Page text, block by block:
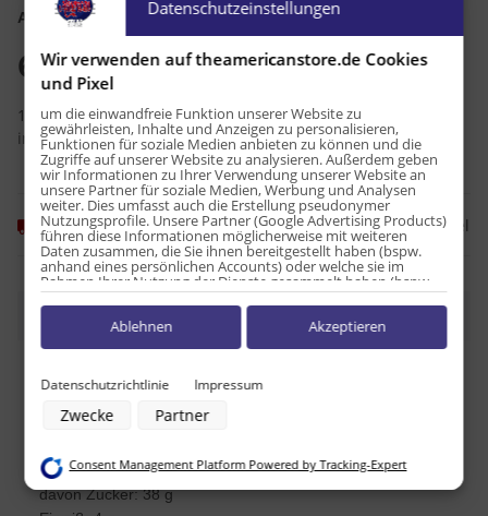
Allergene: Weizen, Sojabonen
6,99 €
18,20 € pro 1 kg
inkl. 7% USt. , zzgl.Versand
Momentan nicht verfügbar Frage zum Artikel
Beschreibung
Energie: 1591kJ / 380kcal
Fett: 10 g
Kohlenhydrate: 70 g
davon Zucker: 38 g
Datenschutzeinstellungen
Wir verwenden auf theamericanstore.de Cookies
und Pixel
um die einwandfreie Funktion unserer Website zu
gewährleisten, Inhalte und Anzeigen zu personalisieren,
Funktionen für soziale Medien anbieten zu können und die
Zugriffe auf unserer Website zu analysieren. Außerdem geben
wir Informationen zu Ihrer Verwendung unserer Website an
unsere Partner für soziale Medien, Werbung und Analysen
weiter. Dies umfasst auch die Erstellung pseudonymer
Nutzungsprofile. Unsere Partner (Google Advertising Products)
führen diese Informationen möglicherweise mit weiteren
Daten zusammen, die Sie ihnen bereitgestellt haben (bspw.
anhand eines persönlichen Accounts) oder welche sie im
Rahmen Ihrer Nutzung der Dienste gesammelt haben (bspw.
Nutzungsdaten anderer Geräte). Ihre Einwilligung zur Nutzung
von Cookies und Pixeln können Sie jederzeit widerrufen,
indem Sie auf den Datenschutz-Button links unten klicken und
dort die entsprechenden Anpassungen vornehmen.
Zwecke der Datenverarbeitung durch unsere Partner:
Verwendung reduzierter Daten zur Auswahl von Werbeanzeigen
Erstellung von Profilen zur Personalisierung von Inhalten
Verwendung von Profilen zur Auswahl personalisierter Inhalte
Messung der Werbeleistung
Datenschutzrichtlinie Impressum
Zwecke Partner
Ablehnen Akzeptieren
Consent Management Platform Powered by Tracking-Expert